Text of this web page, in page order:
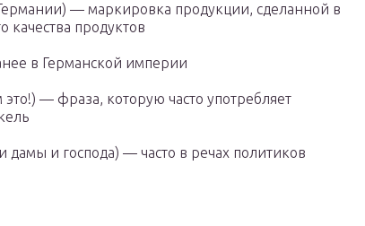
— маркировка продукции, сделанной в
продуктов
в Германской империи
— фраза, которую часто употребляет
дамы и господа) — часто в речах политиков